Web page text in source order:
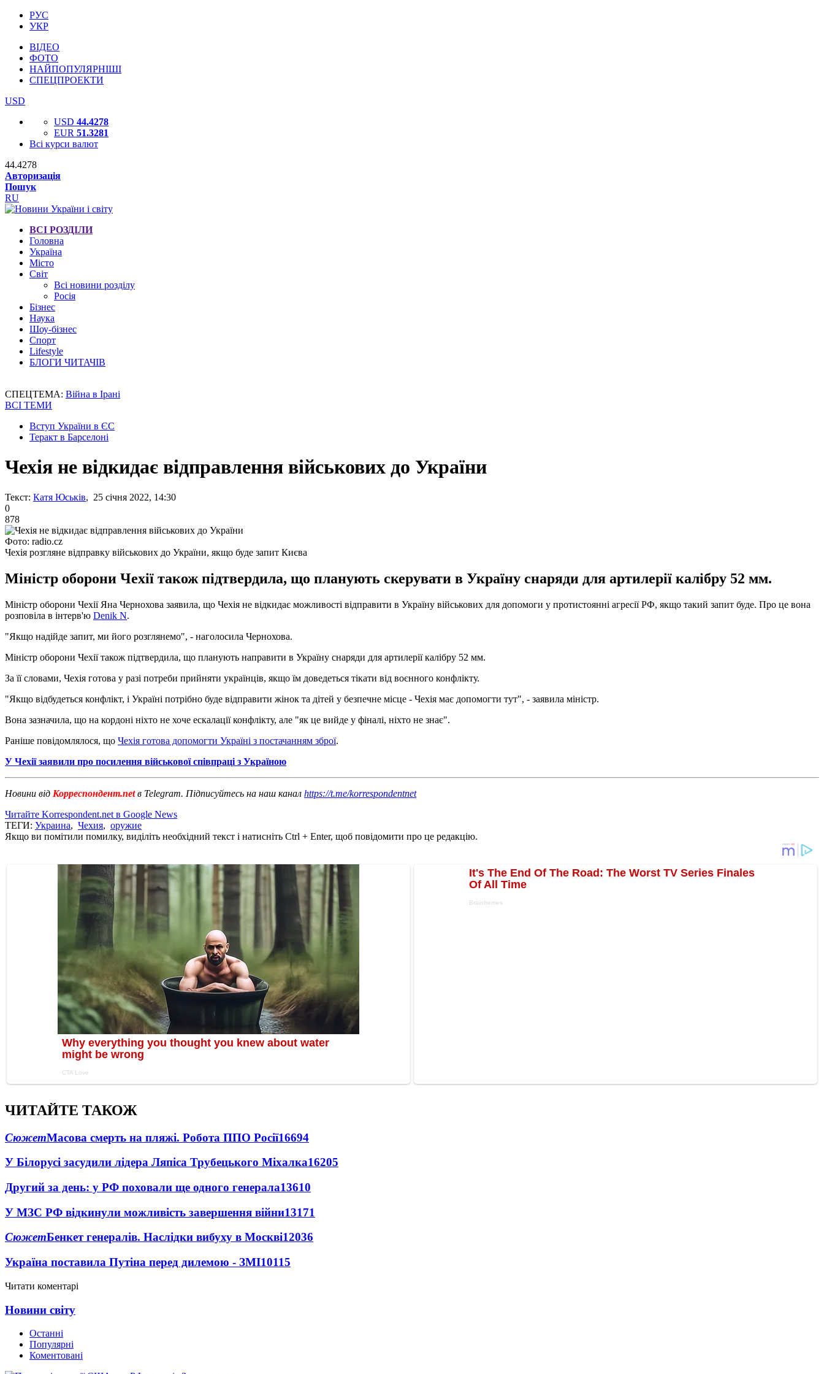
РУС
УКР
ВІДЕО
ФОТО
НАЙПОПУЛЯРНІШІ
СПЕЦПРОЕКТИ
USD
USD 44.4278
EUR 51.3281
Всі курси валют
44.4278
Авторизація
Пошук
RU
ВСІ РОЗДІЛИ
Головна
Україна
Місто
Світ
Всі новини розділу
Росія
Бізнес
Наука
Шоу-бізнес
Спорт
Lifestyle
БЛОГИ ЧИТАЧІВ
СПЕЦТЕМА: Війна в Ірані
ВСІ ТЕМИ
Вступ України в ЄС
Теракт в Барселоні
Чехія не відкидає відправлення військових до України
Текст: Катя Юськів, 25 січня 2022, 14:30
0
878
Фото: radio.cz
Чехія розгляне відправку військових до України, якщо буде запит Києва
Міністр оборони Чехії також підтвердила, що планують скерувати в Україну снаряди для артилерії калібру 52 мм.
Міністр оборони Чехії Яна Чернохова заявила, що Чехія не відкидає можливості відправити в Україну військових для допомоги у протистоянні агресії РФ, якщо такий запит буде. Про це вона
розповіла в інтерв'ю Denik N.
"Якщо надійде запит, ми його розглянемо", - наголосила Чернохова.
Міністр оборони Чехії також підтвердила, що планують направити в Україну снаряди для артилерії калібру 52 мм.
За її словами, Чехія готова у разі потреби прийняти українців, якщо їм доведеться тікати від воєнного конфлікту.
"Якщо відбудеться конфлікт, і Україні потрібно буде відправити жінок та дітей у безпечне місце - Чехія має допомогти тут", - заявила міністр.
Вона зазначила, що на кордоні ніхто не хоче ескалації конфлікту, але "як це вийде у фіналі, ніхто не знає".
Раніше повідомлялося, що Чехія готова допомогти Україні з постачанням зброї.
У Чехії заявили про посилення військової співпраці з Україною
Новини від Корреспондент.netв Telegram. Підписуйтесь на наш канал https://t.me/korrespondentnet
Читайте Korrespondent.net в Google News
ТЕГИ: Украина, Чехия, оружие
Якщо ви помітили помилку, виділіть необхідний текст і натисніть Ctrl + Enter, щоб повідомити про це редакцію.
ЧИТАЙТЕ ТАКОЖ
СюжетМасова смерть на пляжі. Робота ППО Росії16694
У Білорусі засудили лідера Ляпіса Трубецького Міхалка16205
Другий за день: у РФ поховали ще одного генерала13610
У МЗС РФ відкинули можливість завершення війни13171
СюжетБенкет генералів. Наслідки вибуху в Москві12036
Україна поставила Путіна перед дилемою - ЗМІ10115
Читати коментарі
Новини світу
Останні
Популярні
Коментовані